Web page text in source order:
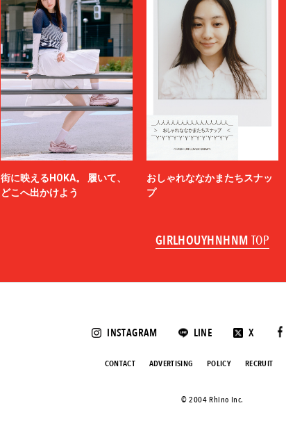
街に映えるHOKA。 履いて、
どこへ出かけよう
おしゃれななかまたちスナッ
プ
GIRLHOUYHNHNM TOP
INSTAGRAM LINE X
CONTACT ADVERTISING POLICY RECRUIT
©️ 2004 Rhino Inc.